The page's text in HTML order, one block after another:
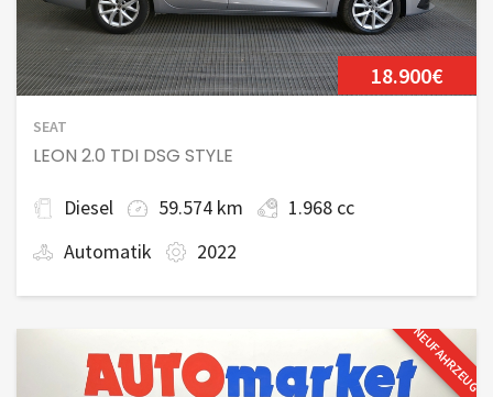
18.900€
SEAT
LEON 2.0 TDI DSG STYLE
Diesel 59.574 km
1.968 cc
Automatik
2022
NEUFAHRZEUG